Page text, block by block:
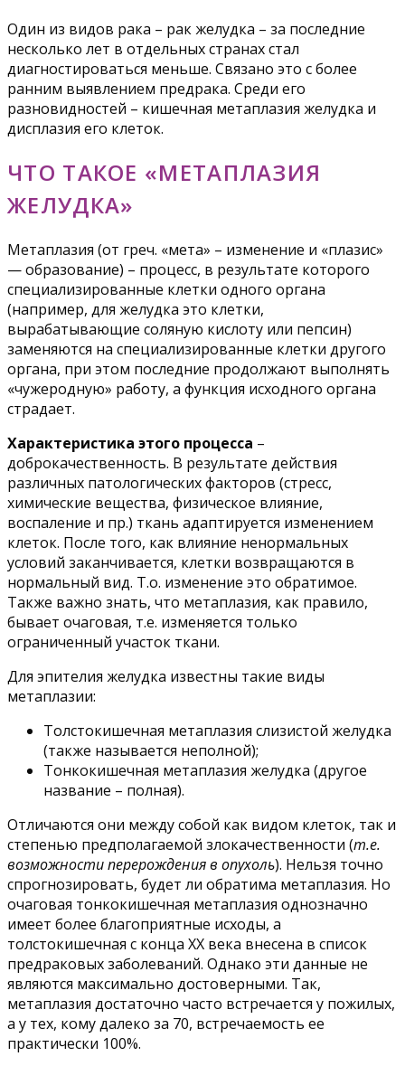
Один из видов рака – рак желудка – за последние
несколько лет в отдельных странах стал
диагностироваться меньше. Связано это с более
ранним выявлением предрака. Среди его
разновидностей – кишечная метаплазия желудка и
дисплазия его клеток.
ЧТО ТАКОЕ «МЕТАПЛАЗИЯ
ЖЕЛУДКА»
Метаплазия (от греч. «мета» – изменение и «плазис»
— образование) – процесс, в результате которого
специализированные клетки одного органа
(например, для желудка это клетки,
вырабатывающие соляную кислоту или пепсин)
заменяются на специализированные клетки другого
органа, при этом последние продолжают выполнять
«чужеродную» работу, а функция исходного органа
страдает.
Характеристика этого процесса –
доброкачественность. В результате действия
различных патологических факторов (стресс,
химические вещества, физическое влияние,
воспаление и пр.) ткань адаптируется изменением
клеток. После того, как влияние ненормальных
условий заканчивается, клетки возвращаются в
нормальный вид. Т.о. изменение это обратимое.
Также важно знать, что метаплазия, как правило,
бывает очаговая, т.е. изменяется только
ограниченный участок ткани.
Для эпителия желудка известны такие виды
метаплазии:
Толстокишечная метаплазия слизистой желудка
(также называется неполной);
Тонкокишечная метаплазия желудка (другое
название – полная).
Отличаются они между собой как видом клеток, так и
степенью предполагаемой злокачественности (т.е.
возможности перерождения в опухоль). Нельзя точно
спрогнозировать, будет ли обратима метаплазия. Но
очаговая тонкокишечная метаплазия однозначно
имеет более благоприятные исходы, а
толстокишечная с конца ХХ века внесена в список
предраковых заболеваний. Однако эти данные не
являются максимально достоверными. Так,
метаплазия достаточно часто встречается у пожилых,
а у тех, кому далеко за 70, встречаемость ее
практически 100%.